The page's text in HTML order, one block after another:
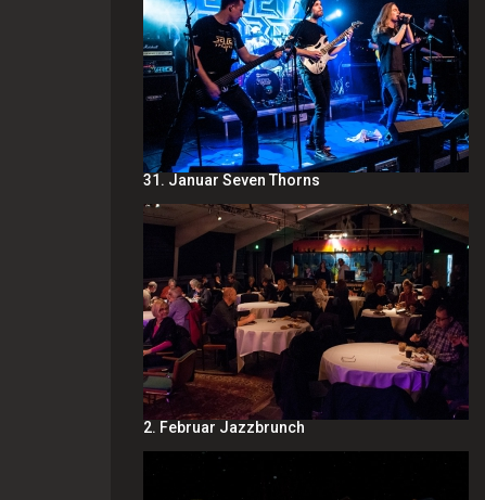
31. Januar Seven Thorns
2. Februar Jazzbrunch